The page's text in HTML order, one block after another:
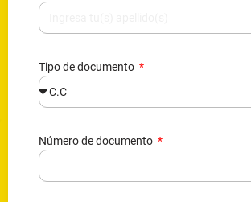
Tipo de documento
Número de documento